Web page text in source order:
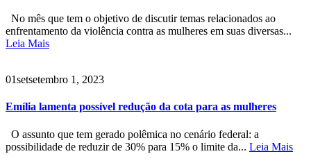
No mês que tem o objetivo de discutir temas relacionados ao
enfrentamento da violência contra as mulheres em suas diversas...
Leia Mais
01setsetembro 1, 2023
Emília lamenta possível redução da cota para as mulheres
O assunto que tem gerado polêmica no cenário federal: a
possibilidade de reduzir de 30% para 15% o limite da... Leia Mais